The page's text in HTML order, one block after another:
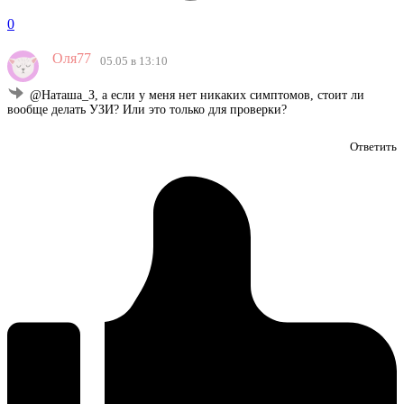
0
Оля77 05.05 в 13:10
@Наташа_З, а если у меня нет никаких симптомов, стоит ли
вообще делать УЗИ? Или это только для проверки?
Ответить